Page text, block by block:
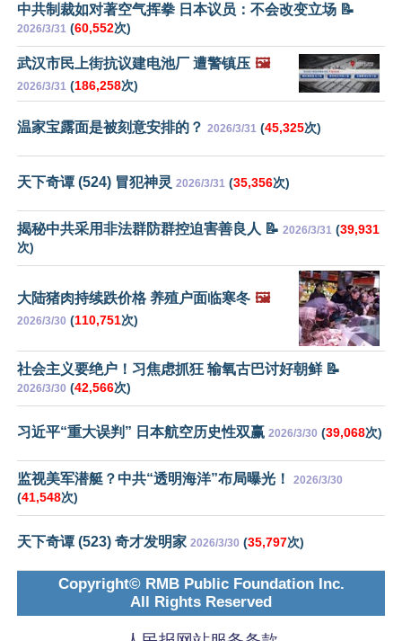
中共制裁如对著空气挥拳 日本议员：不会改变立场 📝
2026/3/31 (60,552次)
武汉市民上街抗议建电池厂 遭警镇压 🖼️
2026/3/31 (186,258次)
温家宝露面是被刻意安排的？ 2026/3/31 (45,325次)
天下奇谭 (524) 冒犯神灵 2026/3/31 (35,356次)
揭秘中共采用非法群防群控迫害善良人 📝 2026/3/31 (39,931
次)
大陆猪肉持续跌价格 养殖户面临寒冬 🖼️
2026/3/30 (110,751次)
社会主义要绝户！习焦虑抓狂 输氧古巴讨好朝鲜 📝
2026/3/30 (42,566次)
习近平“重大误判” 日本航空历史性双赢 2026/3/30 (39,068次)
监视美军潜艇？中共“透明海洋”布局曝光！ 2026/3/30
(41,548次)
天下奇谭 (523) 奇才发明家 2026/3/30 (35,797次)
Copyright© RMB Public Foundation Inc.
All Rights Reserved